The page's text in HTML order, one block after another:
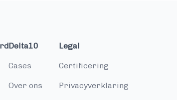
Delta10
cases
over ons
Legal
Certificering
Privacyverklaring